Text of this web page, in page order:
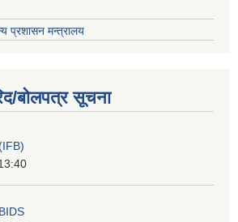
प्रशासन मन्त्रालय
बोलपत्र सूचना